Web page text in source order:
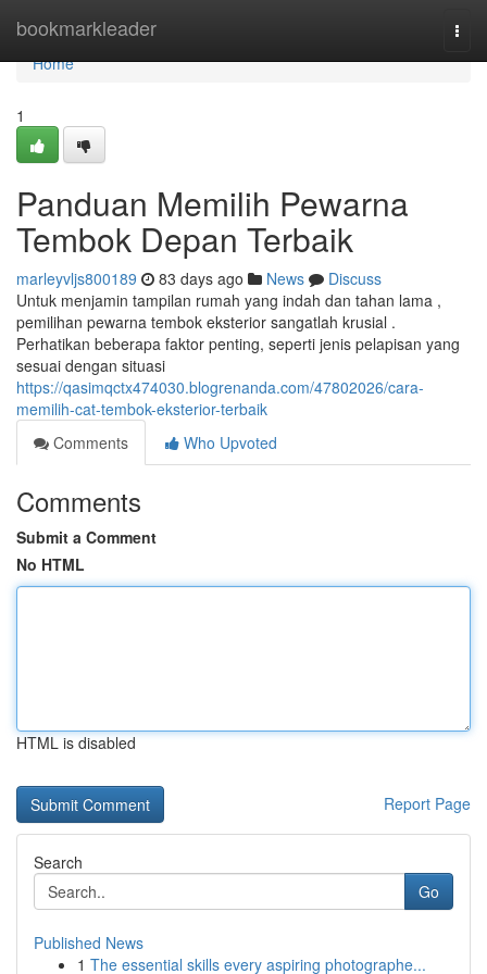
bookmarkleader
Home
Home
1
Panduan Memilih Pewarna
Tembok Depan Terbaik
marleyvljs800189 83 days ago News
Discuss
Untuk menjamin tampilan rumah yang indah dan tahan lama ,
pemilihan pewarna tembok eksterior sangatlah krusial .
Perhatikan beberapa faktor penting, seperti jenis pelapisan yang
sesuai dengan situasi
https://qasimqctx474030.blogrenanda.com/47802026/cara-
memilih-cat-tembok-eksterior-terbaik
Comments
Who Upvoted
Comments
Submit a Comment
No HTML
HTML is disabled
Report Page
Search
Go
Published News
1 The essential skills every aspiring photographe...